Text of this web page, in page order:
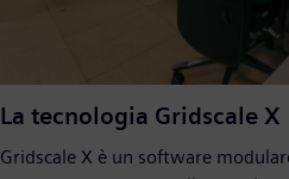
La tecnologia Gridscale X
Gridscale X è un software